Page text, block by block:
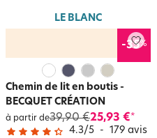
LE BLANC
-35%
Chemin de lit en boutis -
BECQUET CRÉATION
à partir de39,90 €25,93 €*
4.3/5 - 179 avis